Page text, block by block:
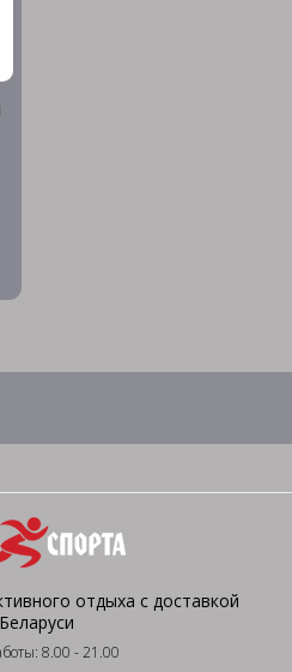
отдыха с доставкой
8.00 - 21.00